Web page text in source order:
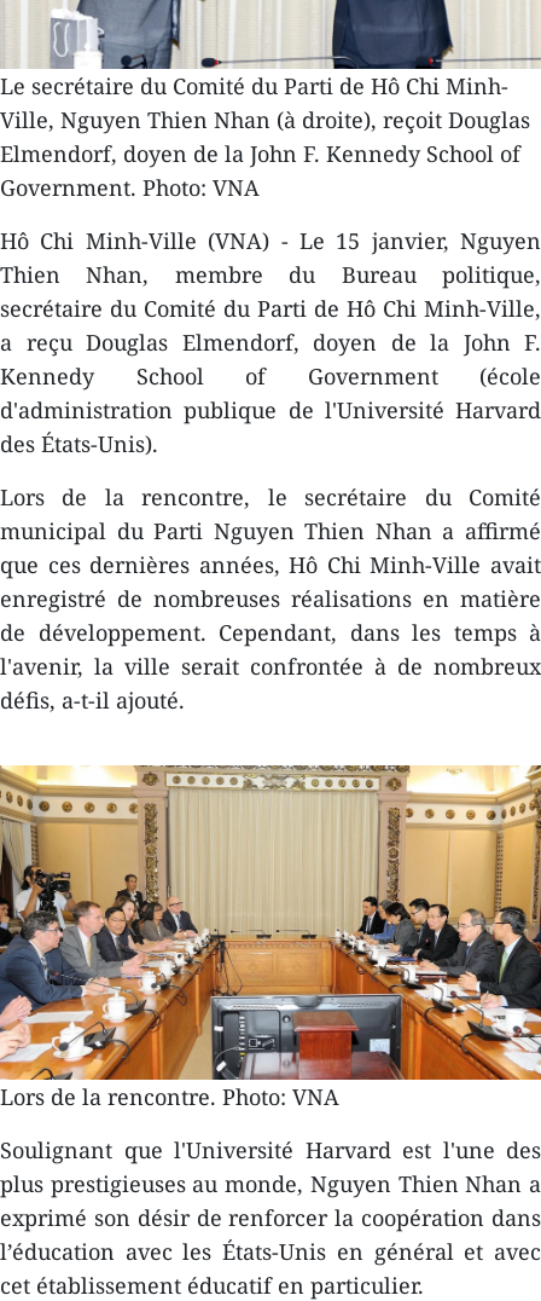
Le secrétaire du Comité du Parti de Hô Chi Minh-
Ville, Nguyen Thien Nhan (à droite), reçoit Douglas
Elmendorf, doyen de la John F. Kennedy School of
Government. Photo: VNA
Hô Chi Minh-Ville (VNA) - Le 15 janvier, Nguyen
Thien Nhan, membre du Bureau politique,
secrétaire du Comité du Parti de Hô Chi Minh-Ville,
a reçu Douglas Elmendorf, doyen de la John F.
Kennedy School of Government (école
d'administration publique de l'Université Harvard
des États-Unis).
Lors de la rencontre, le secrétaire du Comité
municipal du Parti Nguyen Thien Nhan a affirmé
que ces dernières années, Hô Chi Minh-Ville avait
enregistré de nombreuses réalisations en matière
de développement. Cependant, dans les temps à
l'avenir, la ville serait confrontée à de nombreux
défis, a-t-il ajouté.
Lors de la rencontre. Photo: VNA
Soulignant que l'Université Harvard est l'une des
plus prestigieuses au monde, Nguyen Thien Nhan a
exprimé son désir de renforcer la coopération dans
l’éducation avec les États-Unis en général et avec
cet établissement éducatif en particulier.